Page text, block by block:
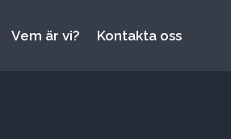
Vem är vi? Kontakta oss